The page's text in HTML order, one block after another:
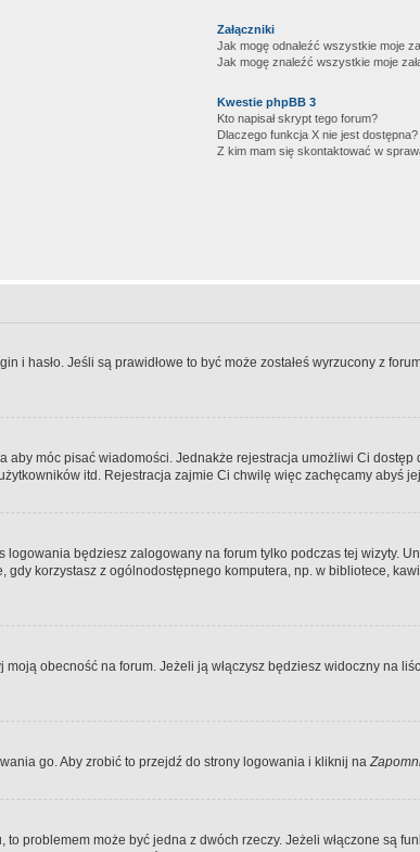
Załączniki
Jak mogę odnaleźć wszystkie moje
Jak mogę znaleźć wszystkie moje
Kwestie phpBB 3
Kto napisał skrypt tego forum?
Dlaczego funkcja X nie jest dostępna?
Z kim mam się skontaktować w
i hasło. Jeśli są prawidłowe to być może zostałeś wyrzucony z
aby móc pisać wiadomości. Jednakże rejestracja umożliwi Ci
itd. Rejestracja zajmie Ci chwilę więc zachęcamy abyś
logowania będziesz zalogowany na forum tylko podczas tej wizyty.
korzystasz z ogólnodostępnego komputera, np. w bibliotece,
obecność na forum. Jeżeli ją włączysz będziesz widoczny na
go. Aby zrobić to przejdź do strony logowania i kliknij na
problemem może być jedna z dwóch rzeczy. Jeżeli włączone są